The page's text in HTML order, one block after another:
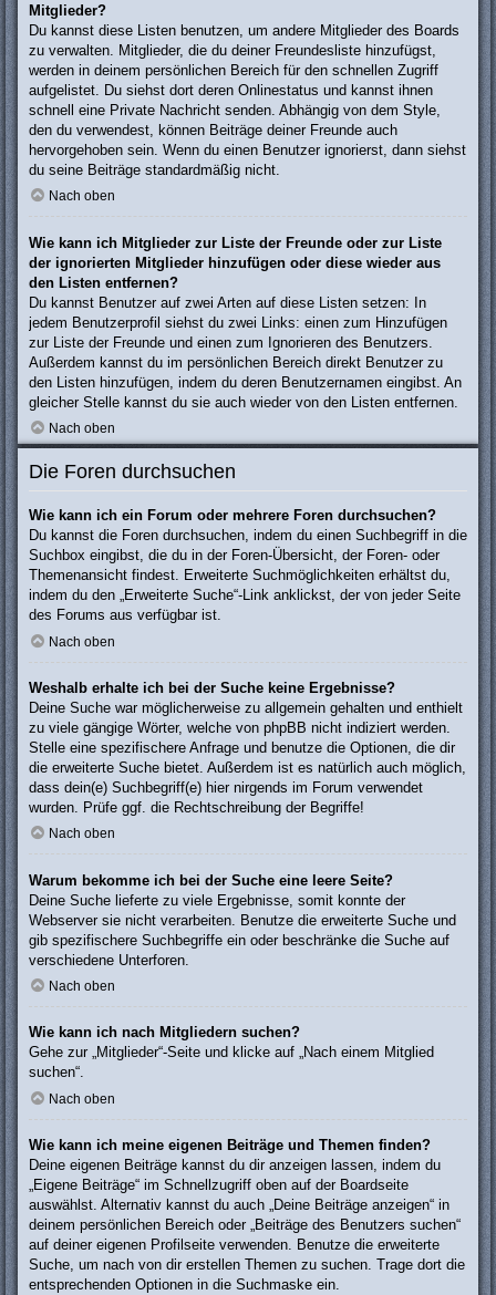
Mitglieder?
Du kannst diese Listen benutzen, um andere Mitglieder des Boards
zu verwalten. Mitglieder, die du deiner Freundesliste hinzufügst,
werden in deinem persönlichen Bereich für den schnellen Zugriff
aufgelistet. Du siehst dort deren Onlinestatus und kannst ihnen
schnell eine Private Nachricht senden. Abhängig von dem Style,
den du verwendest, können Beiträge deiner Freunde auch
hervorgehoben sein. Wenn du einen Benutzer ignorierst, dann siehst
du seine Beiträge standardmäßig nicht.
Nach oben
Wie kann ich Mitglieder zur Liste der Freunde oder zur Liste
der ignorierten Mitglieder hinzufügen oder diese wieder aus
den Listen entfernen?
Du kannst Benutzer auf zwei Arten auf diese Listen setzen: In
jedem Benutzerprofil siehst du zwei Links: einen zum Hinzufügen
zur Liste der Freunde und einen zum Ignorieren des Benutzers.
Außerdem kannst du im persönlichen Bereich direkt Benutzer zu
den Listen hinzufügen, indem du deren Benutzernamen eingibst. An
gleicher Stelle kannst du sie auch wieder von den Listen entfernen.
Nach oben
Die Foren durchsuchen
Wie kann ich ein Forum oder mehrere Foren durchsuchen?
Du kannst die Foren durchsuchen, indem du einen Suchbegriff in die
Suchbox eingibst, die du in der Foren-Übersicht, der Foren- oder
Themenansicht findest. Erweiterte Suchmöglichkeiten erhältst du,
indem du den „Erweiterte Suche“-Link anklickst, der von jeder Seite
des Forums aus verfügbar ist.
Nach oben
Weshalb erhalte ich bei der Suche keine Ergebnisse?
Deine Suche war möglicherweise zu allgemein gehalten und enthielt
zu viele gängige Wörter, welche von phpBB nicht indiziert werden.
Stelle eine spezifischere Anfrage und benutze die Optionen, die dir
die erweiterte Suche bietet. Außerdem ist es natürlich auch möglich,
dass dein(e) Suchbegriff(e) hier nirgends im Forum verwendet
wurden. Prüfe ggf. die Rechtschreibung der Begriffe!
Nach oben
Warum bekomme ich bei der Suche eine leere Seite?
Deine Suche lieferte zu viele Ergebnisse, somit konnte der
Webserver sie nicht verarbeiten. Benutze die erweiterte Suche und
gib spezifischere Suchbegriffe ein oder beschränke die Suche auf
verschiedene Unterforen.
Nach oben
Wie kann ich nach Mitgliedern suchen?
Gehe zur „Mitglieder“-Seite und klicke auf „Nach einem Mitglied
suchen“.
Nach oben
Wie kann ich meine eigenen Beiträge und Themen finden?
Deine eigenen Beiträge kannst du dir anzeigen lassen, indem du
„Eigene Beiträge“ im Schnellzugriff oben auf der Boardseite
auswählst. Alternativ kannst du auch „Deine Beiträge anzeigen“ in
deinem persönlichen Bereich oder „Beiträge des Benutzers suchen“
auf deiner eigenen Profilseite verwenden. Benutze die erweiterte
Suche, um nach von dir erstellen Themen zu suchen. Trage dort die
entsprechenden Optionen in die Suchmaske ein.